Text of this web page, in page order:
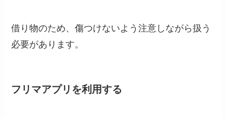
借り物のため、傷つけないよう注意しながら扱う
必要があります。
フリマアプリを利用する